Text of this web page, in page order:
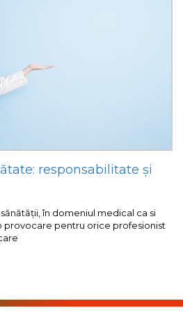
responsabilitate și
în domeniul medical ca si
provocare pentru orice profesionist